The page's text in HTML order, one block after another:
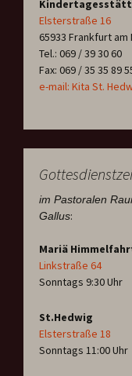
Elsterstraße 16
65933 Frankfurt am
Tel.: 069 / 39 30 60
Fax: 069 / 35 35 89
e-mail: Kita St.
im Pastoralen
Gallus:
Mariä
Linkstraße 64
Sonntags 9:30 Uhr
St.Hedwig
Elsterstraße 18
Sonntags 11:00 Uhr